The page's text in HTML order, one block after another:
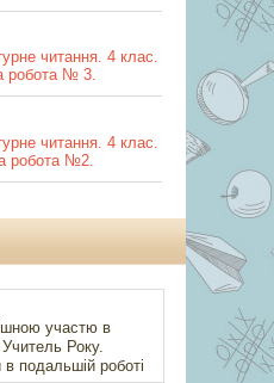
читання. 4 клас.
робота № 3.
читання. 4 клас.
робота №2.